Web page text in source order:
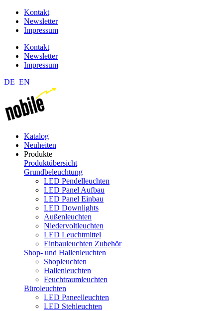
Kontakt
Newsletter
Impressum
Kontakt
Newsletter
Impressum
DE EN
Katalog
Neuheiten
Produkte
Produktübersicht
Grundbeleuchtung
LED Pendelleuchten
LED Panel Aufbau
LED Panel Einbau
LED Downlights
Außenleuchten
Niedervoltleuchten
LED Leuchtmittel
Einbauleuchten Zubehör
Shop- und Hallenleuchten
Shopleuchten
Hallenleuchten
Feuchtraumleuchten
Büroleuchten
LED Paneelleuchten
LED Stehleuchten